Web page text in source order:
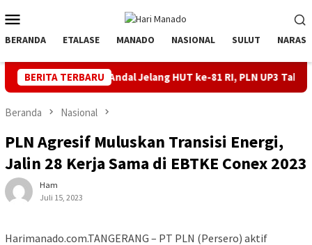
ke
kontenMobile
BERANDA ETALASE MANADO NASIONAL SULUT NARASI
BERITA TERBARU
Andal Jelang HUT ke-81 RI, PLN UP3 Tahuna Gelar Apel dan
Beranda Nasional
PLN Agresif Muluskan Transisi Energi,
Jalin 28 Kerja Sama di EBTKE Conex 2023
Ham
Juli 15, 2023
Harimanado.com.TANGERANG – PT PLN (Persero) aktif